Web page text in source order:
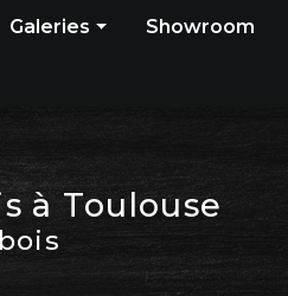
Galeries
Pergola
Parquet
Showroom
à Toulouse